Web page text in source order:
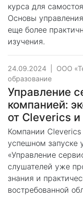
курса для
Основы
еще более
изучения.
24.09.2024 ООО
образование
Управление
компанией:
от Cleverics и
Компании
успешном запуске
«Управление
слушателей уже
знания и
востребованной